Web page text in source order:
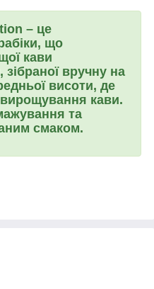
– це
що
кави
вручну на
висоти, де
кави.
та
смаком.